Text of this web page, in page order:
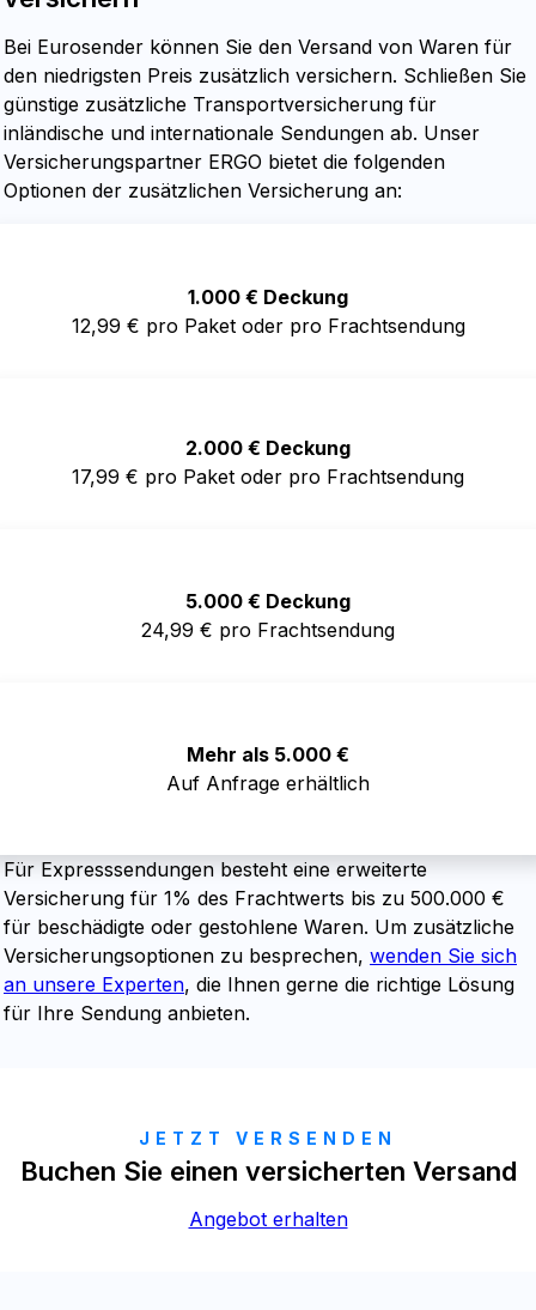
Bei Eurosender können Sie den Versand von Waren für
den niedrigsten Preis zusätzlich versichern. Schließen Sie
günstige zusätzliche Transportversicherung für
inländische und internationale Sendungen ab. Unser
Versicherungspartner ERGO bietet die folgenden
Optionen der zusätzlichen Versicherung an:
1.000 € Deckung
12,99 € pro Paket oder pro Frachtsendung
2.000 € Deckung
17,99 € pro Paket oder pro Frachtsendung
5.000 € Deckung
24,99 € pro Frachtsendung
Mehr als 5.000 €
Auf Anfrage erhältlich
Für Expresssendungen besteht eine erweiterte
Versicherung für 1% des Frachtwerts bis zu 500.000 €
für beschädigte oder gestohlene Waren. Um zusätzliche
Versicherungsoptionen zu besprechen, wenden Sie sich
an unsere Experten, die Ihnen gerne die richtige Lösung
für Ihre Sendung anbieten.
JETZT VERSENDEN
Buchen Sie einen versicherten Versand
Angebot erhalten